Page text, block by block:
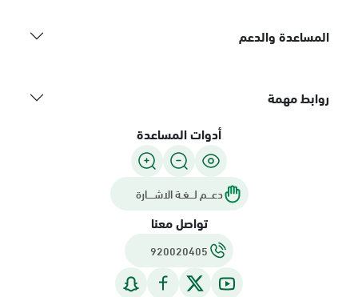
المساعدة والدعم
روابط مهمة
أدوات المساعدة
دعـــم لـــغـة الاشــــارة
تواصل معنا
920020405